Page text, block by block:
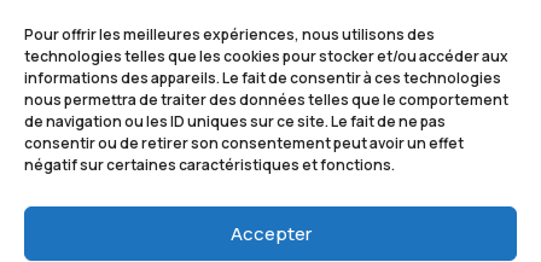
Pour offrir les meilleures expériences, nous utilisons des
technologies telles que les cookies pour stocker et/ou accéder aux
informations des appareils. Le fait de consentir à ces technologies
nous permettra de traiter des données telles que le comportement
de navigation ou les ID uniques sur ce site. Le fait de ne pas
consentir ou de retirer son consentement peut avoir un effet
négatif sur certaines caractéristiques et fonctions.
Accepter
info@cadeauquebec.ca
Nos catalogues
FAQ
Politique de cookies (CA)